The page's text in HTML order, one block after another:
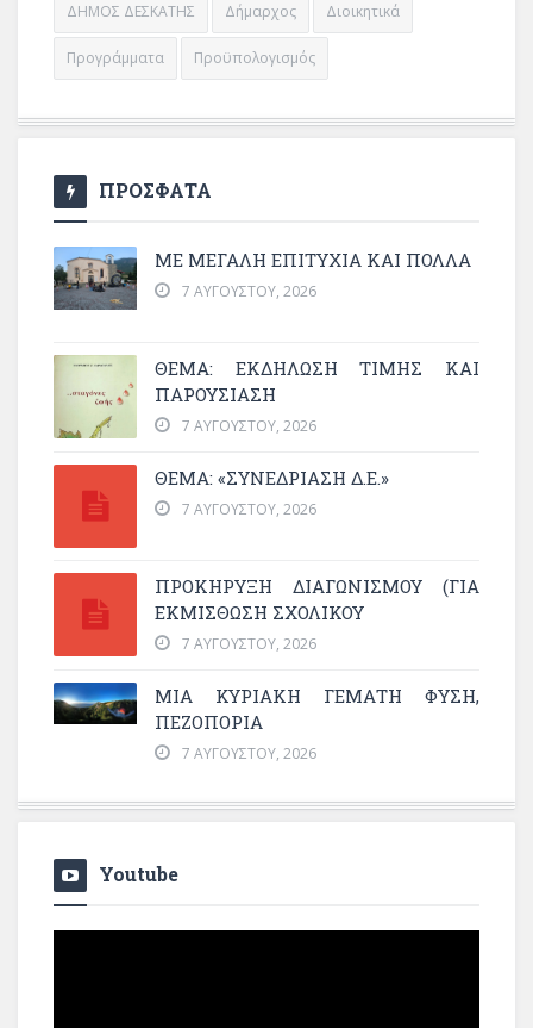
ΔΗΜΟΣ ΔΕΣΚΑΤΗΣ Δήμαρχος Διοικητικά
Προγράμματα Προϋπολογισμός
ΠΡΟΣΦΑΤΑ
ΜΕ ΜΕΓΆΛΗ ΕΠΙΤΥΧΊΑ ΚΑΙ ΠΟΛΛΆ
7 ΑΥΓΟΎΣΤΟΥ, 2026
ΘΈΜΑ: ΕΚΔΉΛΩΣΗ ΤΙΜΉΣ ΚΑΙ
ΠΑΡΟΥΣΊΑΣΗ
7 ΑΥΓΟΎΣΤΟΥ, 2026
ΘΕΜΑ: «ΣΥΝΕΔΡΊΑΣΗ Δ.Ε.»
7 ΑΥΓΟΎΣΤΟΥ, 2026
ΠΡΟΚΗΡΥΞΗ ΔΙΑΓΩΝΙΣΜΟΥ (ΓΙΑ
ΕΚΜΊΣΘΩΣΗ ΣΧΟΛΙΚΟΎ
7 ΑΥΓΟΎΣΤΟΥ, 2026
ΜΙΑ ΚΥΡΙΑΚΉ ΓΕΜΆΤΗ ΦΎΣΗ,
ΠΕΖΟΠΟΡΊΑ
7 ΑΥΓΟΎΣΤΟΥ, 2026
Youtube